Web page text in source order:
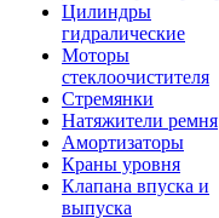
Цилиндры
гидралические
Моторы
стеклоочистителя
Стремянки
Натяжители ремня
Амортизаторы
Краны уровня
Клапана впуска и
выпуска